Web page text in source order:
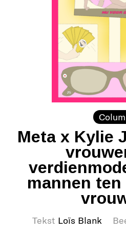
Meta x Kylie
mannen
Tekst Loïs Blank